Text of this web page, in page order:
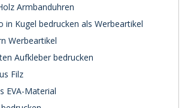
Armbanduhren
in Kugel bedrucken als Werbeartikel
Werbeartikel
Aufkleber bedrucken
Filz
EVA-Material